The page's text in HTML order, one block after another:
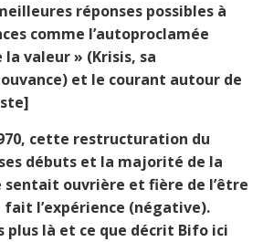
réponses possibles à
comme l’autoproclamée
valeur » (Krisis, sa
et le courant autour de
cette restructuration du
débuts et la majorité de la
sentait ouvrière et fière de l’être
fait l’expérience (négative).
plus là et ce que décrit Bifo ici